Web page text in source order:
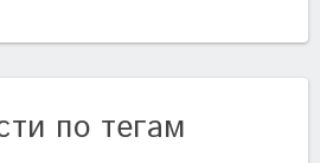
по тегам